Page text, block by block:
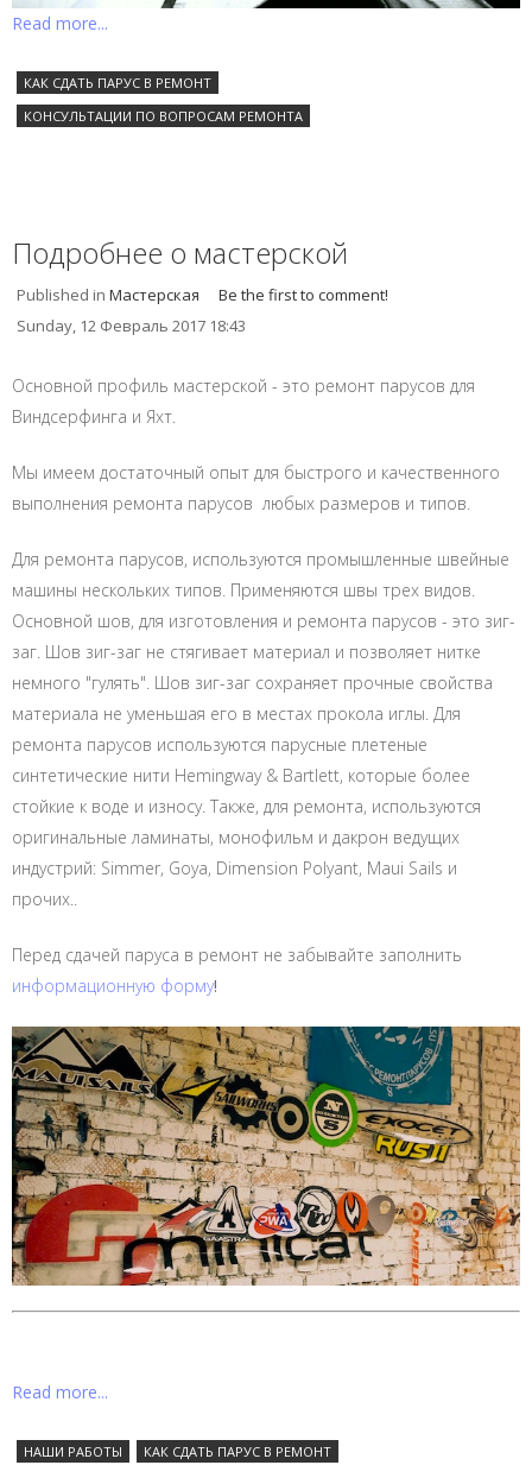
Read more...
КАК СДАТЬ ПАРУС В РЕМОНТ
КОНСУЛЬТАЦИИ ПО ВОПРОСАМ РЕМОНТА
Подробнее о мастерской
Published in Мастерская
Be the first to comment!
Sunday, 12 Февраль 2017 18:43
Основной профиль мастерской - это ремонт парусов для
Виндсерфинга и Яхт.
Мы имеем достаточный опыт для быстрого и качественного
выполнения ремонта парусов любых размеров и типов.
Для ремонта парусов, используются промышленные швейные
машины нескольких типов. Применяются швы трех видов.
Основной шов, для изготовления и ремонта парусов - это зиг-
заг. Шов зиг-заг не стягивает материал и позволяет нитке
немного "гулять". Шов зиг-заг сохраняет прочные свойства
материала не уменьшая его в местах прокола иглы. Для
ремонта парусов используются парусные плетеные
синтетические нити Hemingway & Bartlett, которые более
стойкие к воде и износу. Также, для ремонта, используются
оригинальные ламинаты, монофильм и дакрон ведущих
индустрий: Simmer, Goya, Dimension Polyant, Maui Sails и
прочих..
Перед сдачей паруса в ремонт не забывайте заполнить
информационную форму!
Read more...
НАШИ РАБОТЫ КАК СДАТЬ ПАРУС В РЕМОНТ